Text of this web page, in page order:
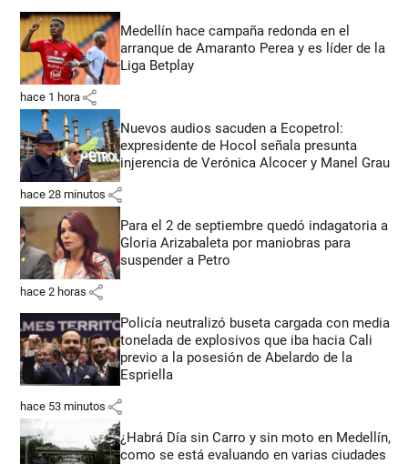
Medellín hace campaña redonda en el
arranque de Amaranto Perea y es líder de la
Liga Betplay
hace 1 hora share
Nuevos audios sacuden a Ecopetrol:
expresidente de Hocol señala presunta
injerencia de Verónica Alcocer y Manel Grau
hace 28 minutos share
Para el 2 de septiembre quedó indagatoria a
Gloria Arizabaleta por maniobras para
suspender a Petro
hace 2 horas share
Policía neutralizó buseta cargada con media
tonelada de explosivos que iba hacia Cali
previo a la posesión de Abelardo de la
Espriella
hace 53 minutos share
¿Habrá Día sin Carro y sin moto en Medellín,
como se está evaluando en varias ciudades